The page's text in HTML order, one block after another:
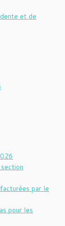
et de
par le
pour les